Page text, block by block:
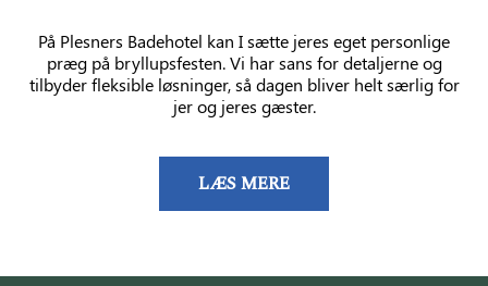
På Plesners Badehotel kan I sætte jeres eget personlige
præg på bryllupsfesten. Vi har sans for detaljerne og
tilbyder fleksible løsninger, så dagen bliver helt særlig for
jer og jeres gæster.
LÆS MERE